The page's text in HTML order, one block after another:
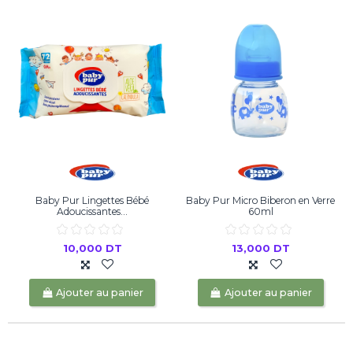
Baby Pur Lingettes Bébé
Adoucissantes...
10,000 DT
Ajouter au panier
Baby Pur Micro Biberon en Verre
60ml
13,000 DT
Ajouter au panier